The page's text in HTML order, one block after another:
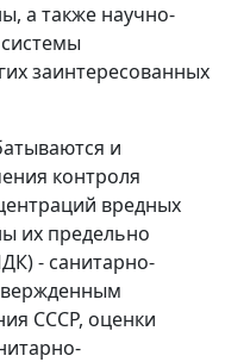
а также научно-
заинтересованных
и
контроля
вредных
их предельно
- санитарно-
СССР, оценки